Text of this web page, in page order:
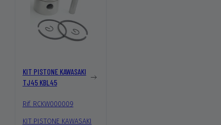
KIT PISTONE KAWASAKI
TJ45 KBL45
Rif. RCKW000009
KIT PISTONE KAWASAKI